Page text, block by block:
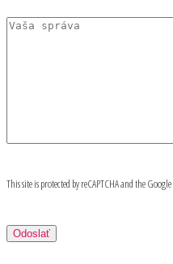
This site is protected by reCAPTCHA and the Google